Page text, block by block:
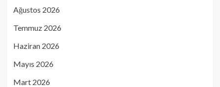
Ağustos 2026
Temmuz 2026
Haziran 2026
Mayıs 2026
Mart 2026